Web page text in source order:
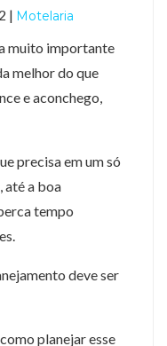
| Motelaria
muito importante
melhor do que
e aconchego,
precisa em um só
até a boa
tempo
deve ser
planejar esse